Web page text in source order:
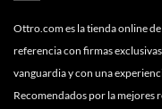
Ottro.com es la tienda online
referencia con firmas
vanguardia y con una
Recomendados por la mejores